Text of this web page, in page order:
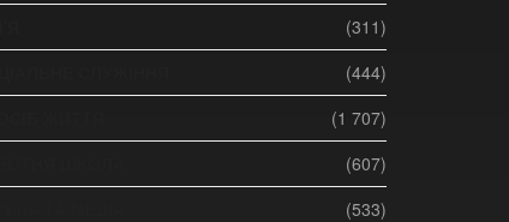
(311)
(444)
(1 707)
(607)
(533)